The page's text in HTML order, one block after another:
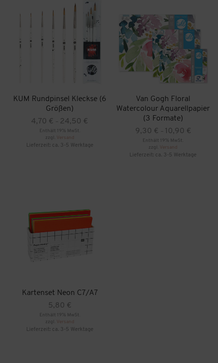
KUM Rundpinsel Kleckse (6
Größen)
4,70 € – 24,50 €
24,50 €
Enthält 19% MwSt.
zzgl. Versand
Lieferzeit: ca. 3-5 Werktage
Optionen
Produktseite
gewählt
werden
Van Gogh Floral
Watercolour Aquarellpapier
(3 Formate)
9,30 € – 10,90 €
10,90 €
Enthält 19% MwSt.
zzgl. Versand
Lieferzeit: ca. 3-5 Werktage
Kartenset Neon C7/A7
5,80 €
Enthält 19% MwSt.
zzgl. Versand
Lieferzeit: ca. 3-5 Werktage